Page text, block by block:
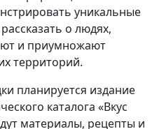
уникальные
о людях,
и приумножают
территорий.
планируется издание
каталога «Вкус
материалы, рецепты и